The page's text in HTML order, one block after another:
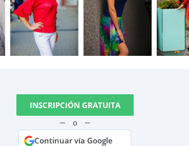
INSCRIPCIÓN GRATUITA
o
Continuar vía Google